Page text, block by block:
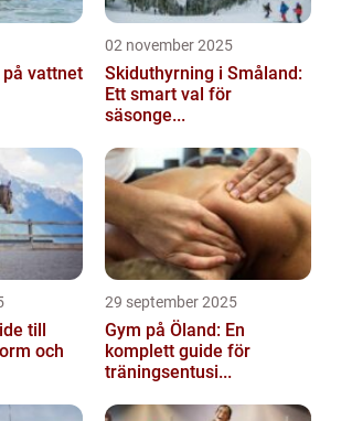
vattnet
02 november 2025
Skiduthyrning i Småland:
Ett smart val för
säsonge...
till
och
29 september 2025
Gym på Öland: En
komplett guide för
träningsentusi...